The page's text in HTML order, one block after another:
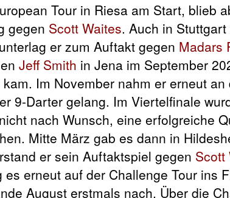
Tour in Riesa am Start, blieb
gegen Scott Waites. Auch in
er zum Auftakt gegen Madars
Jeff Smith in Jena im September
kam. Im November nahm er erneut an
9-Darter gelang. Im Viertelfinale
nach Wunsch, eine erfolgreiche
Mitte März gab es dann in
er sein Auftaktspiel gegen Scott
erneut auf der Challenge Tour ins
August erstmals nach. Über die